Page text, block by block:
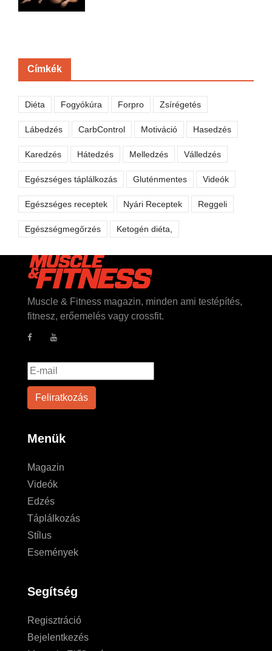
Címkék
Diéta Fogyókúra Forpro Zsírégetés
Lábedzés CarbControl Motiváció Hasedzés
Karedzés Hátedzés Melledzés Válledzés
Egészséges táplálkozás Gluténmentes Videók
Egészséges receptek Nyári Receptek Reggeli
Egészségmegőrzés Ketogén diéta,
Muscle & Fitness magazin, minden ami testépítés,
fitnesz, erőemelés vagy crossfit.
Menük
Magazin
Videók
Edzés
Táplálkozás
Stílus
Események
Segítség
Regisztráció
Bejelentkezés